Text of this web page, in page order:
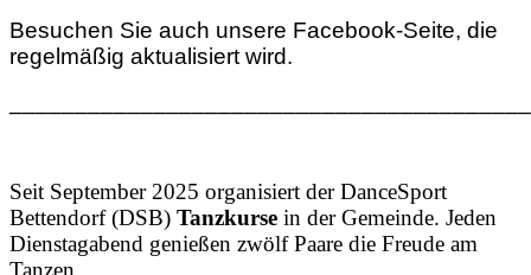
Besuchen Sie auch unsere Facebook-Seite, die
regelmäßig aktualisiert wird.
Seit September 2025 organisiert der DanceSport
Bettendorf (DSB) Tanzkurse in der Gemeinde. Jeden
Dienstagabend genießen zwölf Paare die Freude am
Tanzen.